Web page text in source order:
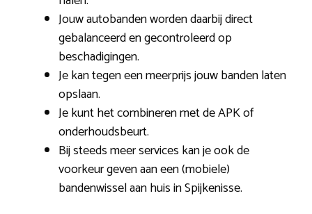
Jouw autobanden worden daarbij direct
gebalanceerd en gecontroleerd op
beschadigingen.
Je kan tegen een meerprijs jouw banden laten
opslaan.
Je kunt het combineren met de APK of
onderhoudsbeurt.
Bij steeds meer services kan je ook de
voorkeur geven aan een (mobiele)
bandenwissel aan huis in Spijkenisse.